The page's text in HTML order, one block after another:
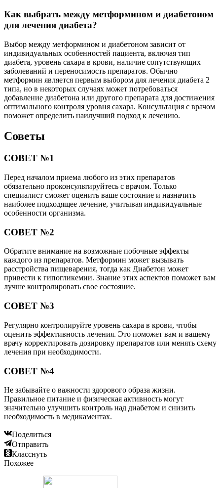
Как выбрать между метформином и диабетоном
для лечения диабета?
Выбор между метформином и диабетоном зависит от
индивидуальных особенностей пациента, включая тип
диабета, уровень сахара в крови, наличие сопутствующих
заболеваний и переносимость препаратов. Обычно
метформин является первым выбором для лечения диабета 2
типа, но в некоторых случаях может потребоваться
добавление диабетона или другого препарата для достижения
оптимального контроля уровня сахара. Консультация с врачом
поможет определить наилучший подход к лечению.
Советы
СОВЕТ №1
Перед началом приема любого из этих препаратов
обязательно проконсультируйтесь с врачом. Только
специалист сможет оценить ваше состояние и назначить
наиболее подходящее лечение, учитывая индивидуальные
особенности организма.
СОВЕТ №2
Обратите внимание на возможные побочные эффекты
каждого из препаратов. Метформин может вызывать
расстройства пищеварения, тогда как Диабетон может
привести к гипогликемии. Знание этих аспектов поможет вам
лучше контролировать свое состояние.
СОВЕТ №3
Регулярно контролируйте уровень сахара в крови, чтобы
оценить эффективность лечения. Это поможет вам и вашему
врачу корректировать дозировку препаратов или менять схему
лечения при необходимости.
СОВЕТ №4
Не забывайте о важности здорового образа жизни.
Правильное питание и физическая активность могут
значительно улучшить контроль над диабетом и снизить
необходимость в медикаментах.
Поделиться
Отправить
Класснуть
Похожее